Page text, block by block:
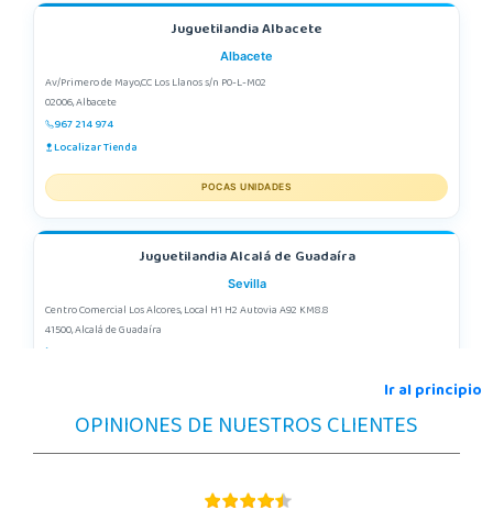
Juguetilandia Albacete
Albacete
Av/Primero de Mayo,CC Los Llanos s/n P0-L-M02
02006, Albacete
967 214 974
Localizar Tienda
POCAS UNIDADES
Juguetilandia Alcalá de Guadaíra
Sevilla
Centro Comercial Los Alcores, Local H1 H2 Autovia A92 KM8.8
41500, Alcalá de Guadaíra
Juguetilandia Alcobendas
Ir al principio
OPINIONES DE NUESTROS CLIENTES